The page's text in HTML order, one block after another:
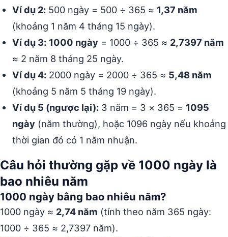
Ví dụ 2: 500 ngày = 500 ÷ 365 ≈ 1,37 năm
(khoảng 1 năm 4 tháng 15 ngày).
Ví dụ 3: 1000 ngày = 1000 ÷ 365 ≈ 2,7397 năm
≈ 2 năm 8 tháng 25 ngày.
Ví dụ 4: 2000 ngày = 2000 ÷ 365 ≈ 5,48 năm
(khoảng 5 năm 5 tháng 19 ngày).
Ví dụ 5 (ngược lại): 3 năm = 3 × 365 = 1095
ngày (năm thường), hoặc 1096 ngày nếu khoảng
thời gian đó có 1 năm nhuận.
Câu hỏi thường gặp về 1000 ngày là
bao nhiêu năm
1000 ngày bằng bao nhiêu năm?
1000 ngày ≈ 2,74 năm (tính theo năm 365 ngày:
1000 ÷ 365 ≈ 2,7397 năm).